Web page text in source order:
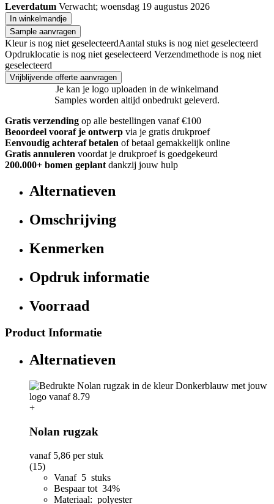
Leverdatum Verwacht; woensdag 19 augustus 2026
In winkelmandje
Sample aanvragen
Kleur is nog niet geselecteerdAantal stuks is nog niet geselecteerd
Opdruklocatie is nog niet geselecteerd Verzendmethode is nog niet
geselecteerd
Vrijblijvende offerte aanvragen
Je kan je logo uploaden in de winkelmand
Samples worden altijd onbedrukt geleverd.
Gratis verzending op alle bestellingen vanaf €100
Beoordeel vooraf je ontwerp via je gratis drukproef
Eenvoudig achteraf betalen of betaal gemakkelijk online
Gratis annuleren voordat je drukproef is goedgekeurd
200.000+ bomen geplant dankzij jouw hulp
Alternatieven
Omschrijving
Kenmerken
Opdruk informatie
Voorraad
Product Informatie
Alternatieven
+
Nolan rugzak
vanaf 5,86 per stuk
(15)
Vanaf 5 stuks
Bespaar tot 34%
Materiaal: polyester